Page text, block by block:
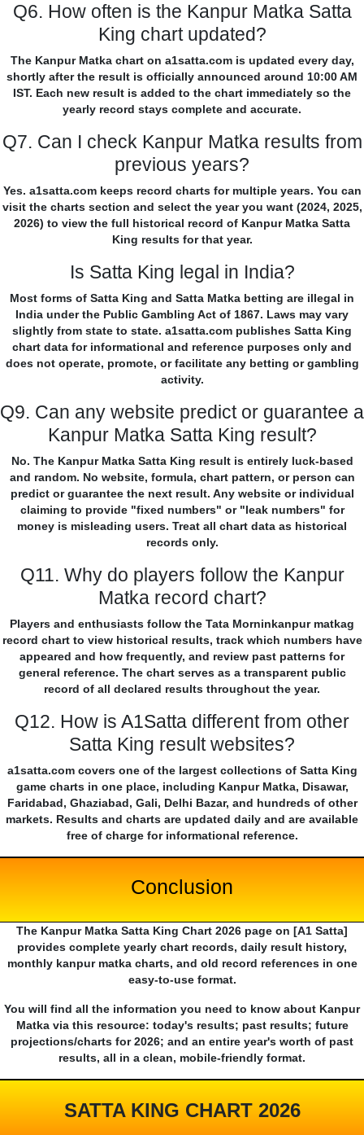
Q6. How often is the Kanpur Matka Satta
King chart updated?
The Kanpur Matka chart on a1satta.com is updated every day,
shortly after the result is officially announced around 10:00 AM
IST. Each new result is added to the chart immediately so the
yearly record stays complete and accurate.
Q7. Can I check Kanpur Matka results from
previous years?
Yes. a1satta.com keeps record charts for multiple years. You can
visit the charts section and select the year you want (2024, 2025,
2026) to view the full historical record of Kanpur Matka Satta
King results for that year.
Is Satta King legal in India?
Most forms of Satta King and Satta Matka betting are illegal in
India under the Public Gambling Act of 1867. Laws may vary
slightly from state to state. a1satta.com publishes Satta King
chart data for informational and reference purposes only and
does not operate, promote, or facilitate any betting or gambling
activity.
Q9. Can any website predict or guarantee a
Kanpur Matka Satta King result?
No. The Kanpur Matka Satta King result is entirely luck-based
and random. No website, formula, chart pattern, or person can
predict or guarantee the next result. Any website or individual
claiming to provide "fixed numbers" or "leak numbers" for
money is misleading users. Treat all chart data as historical
records only.
Q11. Why do players follow the Kanpur
Matka record chart?
Players and enthusiasts follow the Tata Morninkanpur matkag
record chart to view historical results, track which numbers have
appeared and how frequently, and review past patterns for
general reference. The chart serves as a transparent public
record of all declared results throughout the year.
Q12. How is A1Satta different from other
Satta King result websites?
a1satta.com covers one of the largest collections of Satta King
game charts in one place, including Kanpur Matka, Disawar,
Faridabad, Ghaziabad, Gali, Delhi Bazar, and hundreds of other
markets. Results and charts are updated daily and are available
free of charge for informational reference.
Conclusion
The Kanpur Matka Satta King Chart 2026 page on [A1 Satta]
provides complete yearly chart records, daily result history,
monthly kanpur matka charts, and old record references in one
easy-to-use format.
You will find all the information you need to know about Kanpur
Matka via this resource: today's results; past results; future
projections/charts for 2026; and an entire year's worth of past
results, all in a clean, mobile-friendly format.
SATTA KING CHART 2026